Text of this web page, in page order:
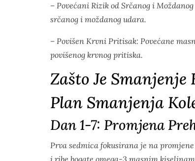
– Povećani Rizik od Srčanog i
srčanog i moždanog udara.
– Povišen Krvni Pritisak: Povećane
povišenog krvnog pritiska.
Zašto Je Smanjenje
Plan Smanjenja
Dan 1-7: Promjena
Prva sedmica fokusirana je na
i ribe bogate omega-3 masnim